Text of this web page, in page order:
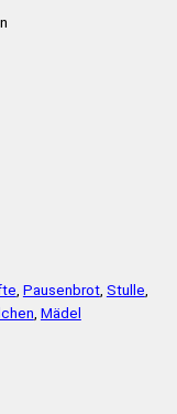
Pausenbrot, Stulle
Mädel